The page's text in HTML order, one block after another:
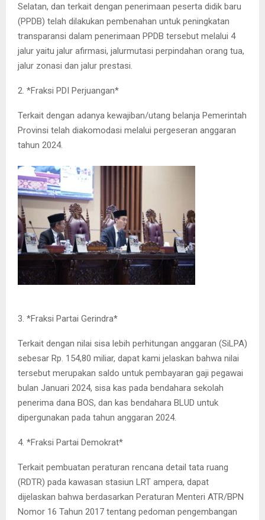
Selatan, dan terkait dengan penerimaan peserta didik baru
(PPDB) telah dilakukan pembenahan untuk peningkatan
transparansi dalam penerimaan PPDB tersebut melalui 4
jalur yaitu jalur afirmasi, jalurmutasi perpindahan orang tua,
jalur zonasi dan jalur prestasi.
2. *Fraksi PDI Perjuangan*
Terkait dengan adanya kewajiban/utang belanja Pemerintah
Provinsi telah diakomodasi melalui pergeseran anggaran
tahun 2024.
3. *Fraksi Partai Gerindra*
Terkait dengan nilai sisa lebih perhitungan anggaran (SiLPA)
sebesar Rp. 154,80 miliar, dapat kami jelaskan bahwa nilai
tersebut merupakan saldo untuk pembayaran gaji pegawai
bulan Januari 2024, sisa kas pada bendahara sekolah
penerima dana BOS, dan kas bendahara BLUD untuk
dipergunakan pada tahun anggaran 2024.
4. *Fraksi Partai Demokrat*
Terkait pembuatan peraturan rencana detail tata ruang
(RDTR) pada kawasan stasiun LRT ampera, dapat
dijelaskan bahwa berdasarkan Peraturan Menteri ATR/BPN
Nomor 16 Tahun 2017 tentang pedoman pengembangan